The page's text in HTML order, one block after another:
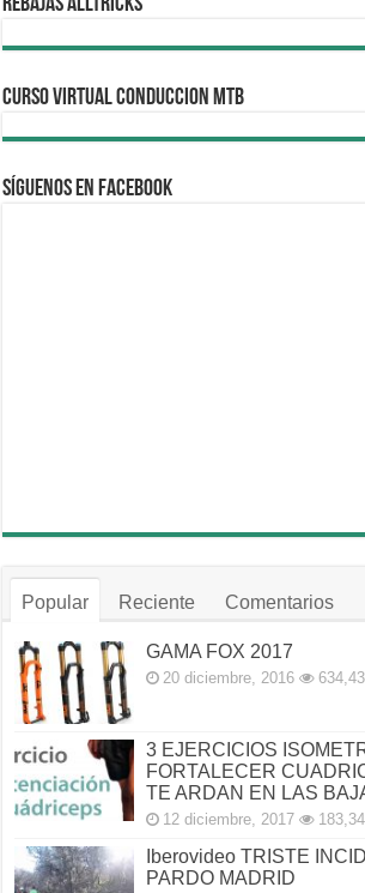
REBAJAS ALLTRICKS
CURSO VIRTUAL CONDUCCION MTB
Síguenos en Facebook
Popular Reciente Comentarios
GAMA FOX 2017
20 diciembre, 2016
3 EJERCICIOS
FORTALECER
TE ARDAN EN LAS
12 diciembre, 2017
Iberovideo TRISTE
PARDO MADRID